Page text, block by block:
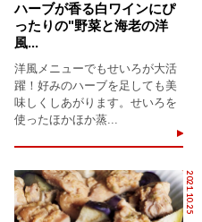
ハーブが香る白ワインにぴ
ったりの"野菜と海老の洋
風...
洋風メニューでもせいろが大活
躍！好みのハーブを足しても美
味しくしあがります。せいろを
使ったほかほか蒸...
2021.10.25